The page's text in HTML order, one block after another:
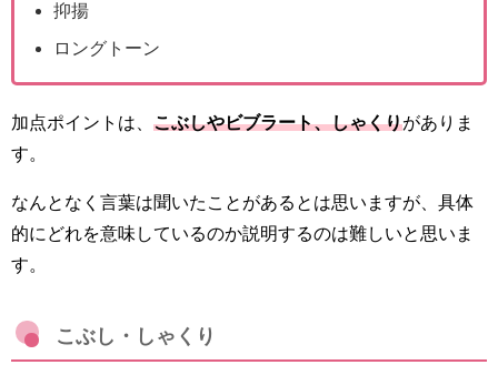
抑揚
ロングトーン
加点ポイントは、 こぶしやビブラート、しゃくりがありま
す。
なんとなく言葉は聞いたことがあるとは思いますが、具体
的にどれを意味しているのか説明するのは難しいと思いま
す。
こぶし・しゃくり